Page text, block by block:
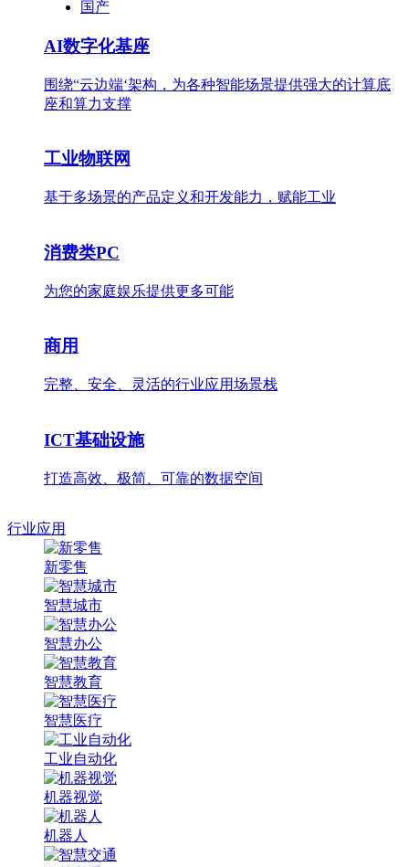
国产
AI数字化基座
围绕“云边端‘架构，为各种智能场景提供强大的计算底
座和算力支撑
工业物联网
基于多场景的产品定义和开发能力，赋能工业
消费类PC
为您的家庭娱乐提供更多可能
商用
完整、安全、灵活的行业应用场景栈
ICT基础设施
打造高效、极简、可靠的数据空间
行业应用
新零售
智慧城市
智慧办公
智慧教育
智慧医疗
工业自动化
机器视觉
机器人